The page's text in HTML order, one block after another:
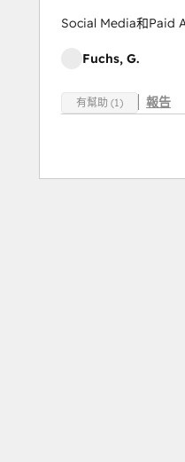
Social Media和Paid
Fuchs, G.
有幫助 (1) 報告